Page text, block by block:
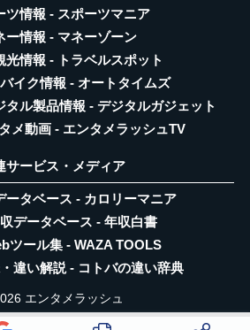
ツ情報 - スポーツマニア
ー情報 - マネーゾーン
光情報 - トラベルスポット
イク情報 - オートタイムズ
タル製品情報 - デジタルガジェット
メ動画 - エンタメラッシュTV
サービス・メディア
ータベース - カロリーマニア
データベース - 年収白書
ツール集 - WAZA TOOLS
違い解説 - コトバの違い辞典
エンタメラッシュ